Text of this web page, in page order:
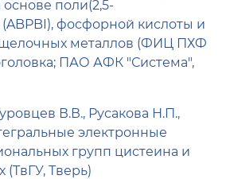
поли(2,5-
фосфорной кислоты и
металлов (ФИЦ ПХФ
ПАО АФК "Система",
В.В., Русакова Н.П.,
электронные
групп цистеина и
(ТвГУ, Тверь)